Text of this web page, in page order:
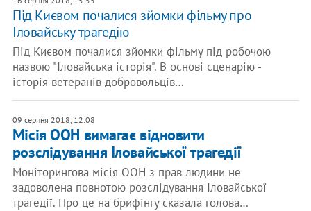
Під Києвом почалися зйомки фільму про
Іловайську трагедію
Під Києвом почалися зйомки фільму під робочою
назвою "Іловайська історія". В основі сценарію -
історія ветеранів-добровольців…
09 серпня 2018, 12:08
Місія ООН вимагає відновити
розслідування Іловайської трагедії
Моніторингова місія ООН з прав людини не
задоволена повнотою розслідування Іловайської
трагедії. Про це на брифінгу сказала голова…